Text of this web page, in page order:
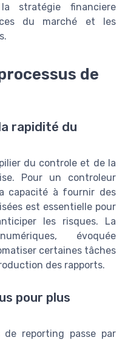
stratégie financiere
du marché et les
de
rapidité du
du controle et de la
Pour un controleur
capacité à fournir des
est essentielle pour
les risques. La
évoquée
certaines tâches
des rapports.
pour plus
de reporting passe par